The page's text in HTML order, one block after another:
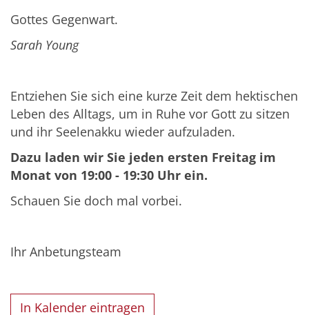
Gottes Gegenwart.
Sarah Young
Entziehen Sie sich eine kurze Zeit dem hektischen
Leben des Alltags, um in Ruhe vor Gott zu sitzen
und ihr Seelenakku wieder aufzuladen.
Dazu laden wir Sie jeden ersten Freitag im
Monat von 19:00 - 19:30 Uhr ein.
Schauen Sie doch mal vorbei.
Ihr Anbetungsteam
In Kalender eintragen